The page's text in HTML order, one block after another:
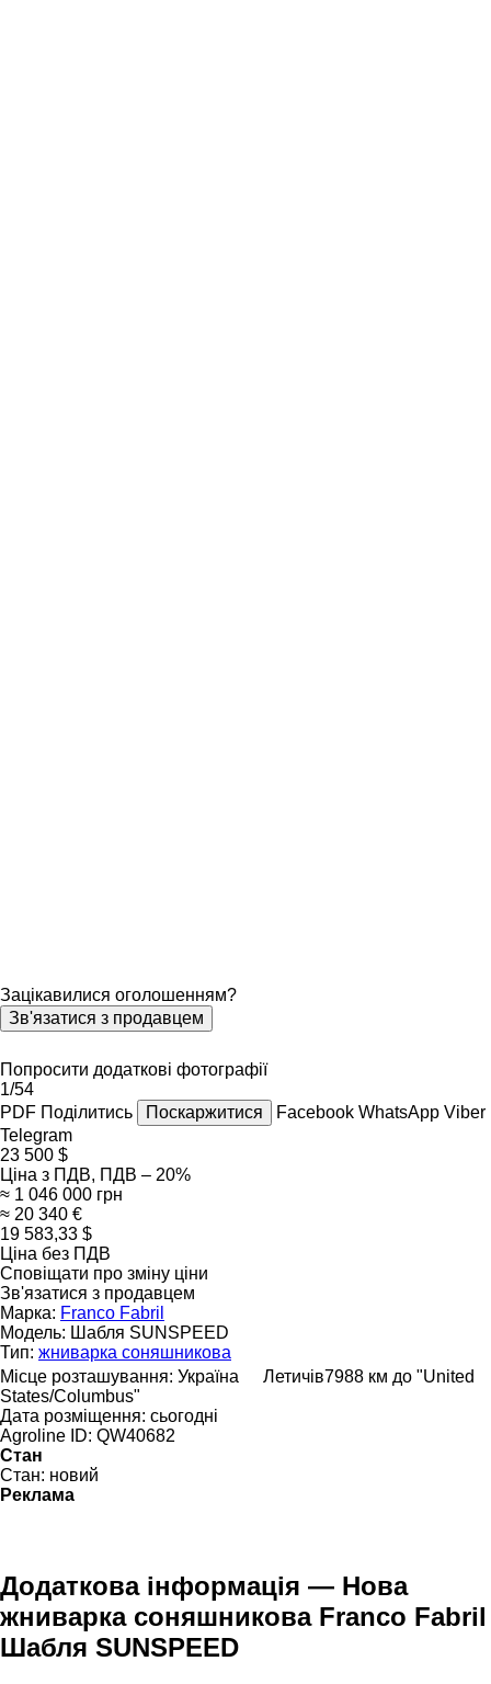
Зацікавилися оголошенням?
Зв'язатися з продавцем
Попросити додаткові фотографії
1/54
PDF Поділитись Поскаржитися Facebook WhatsApp Viber
Telegram
23 500 $
Ціна з ПДВ, ПДВ – 20%
≈ 1 046 000 грн
≈ 20 340 €
19 583,33 $
Ціна без ПДВ
Сповіщати про зміну ціни
Зв'язатися з продавцем
Марка: Franco Fabril
Модель: Шабля SUNSPEED
Тип: жниварка соняшникова
Місце розташування: Україна Летичів7988 км до "United
States/Columbus"
Дата розміщення: сьогодні
Agroline ID: QW40682
Стан
Стан: новий
Реклама
Додаткова інформація — Нова
жниварка соняшникова Franco Fabril
Шабля SUNSPEED